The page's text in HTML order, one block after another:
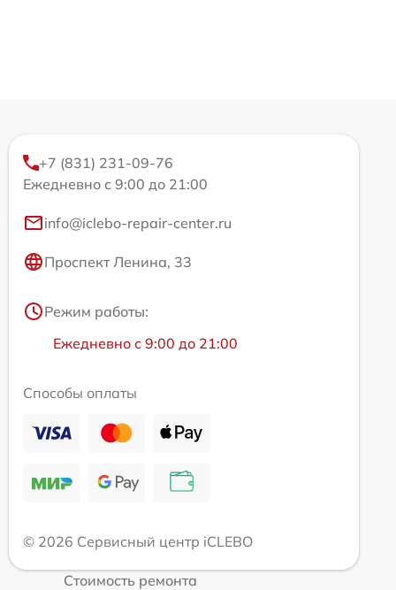
+7 (831) 231-09-76
Ежедневно с 9:00 до 21:00
info@iclebo-repair-center.ru
Проспект Ленина, 33
Режим работы:
Ежедневно с 9:00 до 21:00
Способы оплаты
© 2026 Сервисный центр iCLEBO
Стоимость ремонта